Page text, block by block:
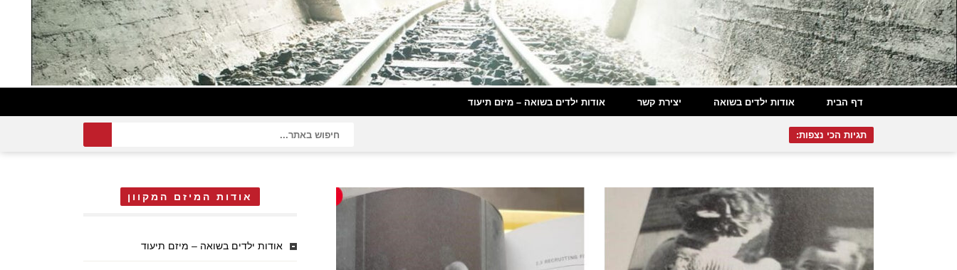
דף הבית אודות ילדים בשואה יצירת קשר אודות ילדים בשואה – מיזם תיעוד
תגיות הכי נצפות:
אודות המיזם המקוון
אודות ילדים בשואה – מיזם תיעוד